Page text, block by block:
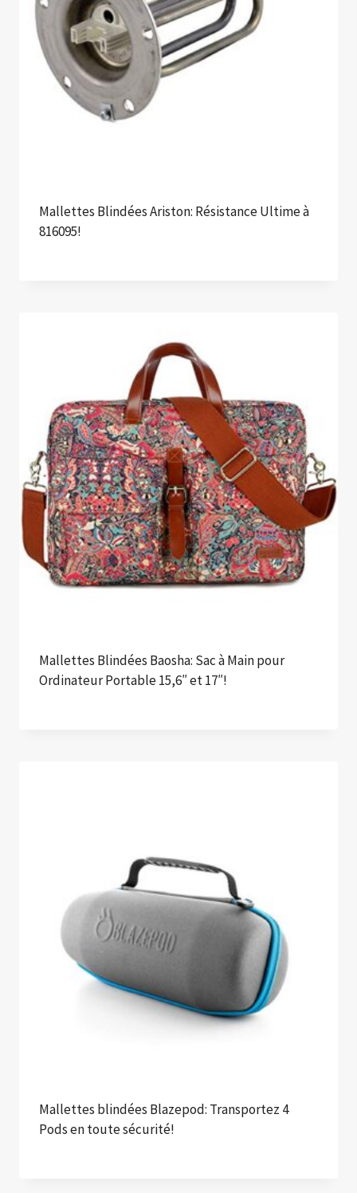
Mallettes Blindées Ariston: Résistance Ultime à
816095!
Mallettes Blindées Baosha: Sac à Main pour
Ordinateur Portable 15,6″ et 17″!
Mallettes blindées Blazepod: Transportez 4
Pods en toute sécurité!